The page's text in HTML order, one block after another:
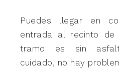
Puedes llegar en
entrada al recinto
tramo es sin
cuidado, no hay